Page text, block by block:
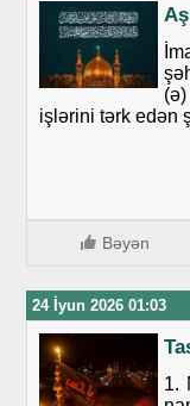
işlərini tərk edən
Bəyən
24 İyun 2026 01:03
1.